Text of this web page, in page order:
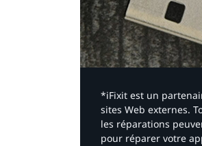
*iFixit est un
sites Web externes.
les réparations
pour réparer votre